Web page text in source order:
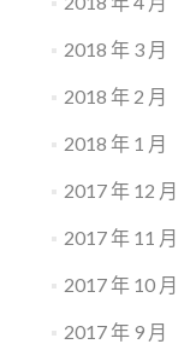
2018 年 3 月
2018 年 2 月
2018 年 1 月
2017 年 12 月
2017 年 11 月
2017 年 10 月
2017 年 9 月